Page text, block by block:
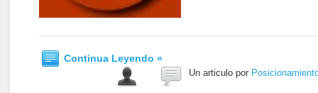
Continua Leyendo »
Un articulo por